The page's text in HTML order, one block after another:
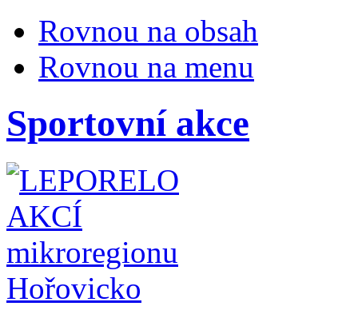
Rovnou na obsah
Rovnou na menu
Sportovní akce